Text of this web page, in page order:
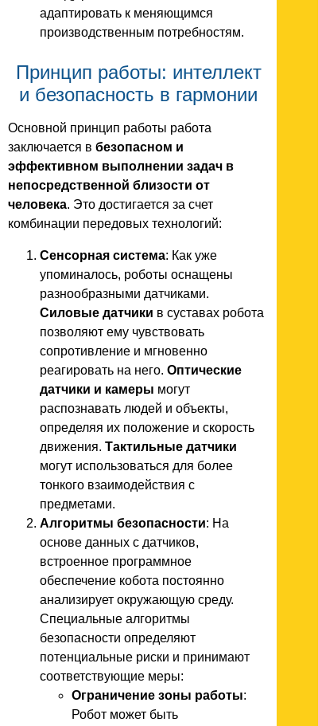
адаптировать к меняющимся
производственным потребностям.
Принцип работы: интеллект
и безопасность в гармонии
Основной принцип работы работа
заключается в безопасном и
эффективном выполнении задач в
непосредственной близости от
человека. Это достигается за счет
комбинации передовых технологий:
Сенсорная система: Как уже
упоминалось, роботы оснащены
разнообразными датчиками.
Силовые датчики в суставах робота
позволяют ему чувствовать
сопротивление и мгновенно
реагировать на него. Оптические
датчики и камеры могут
распознавать людей и объекты,
определяя их положение и скорость
движения. Тактильные датчики
могут использоваться для более
тонкого взаимодействия с
предметами.
Алгоритмы безопасности: На
основе данных с датчиков,
встроенное программное
обеспечение кобота постоянно
анализирует окружающую среду.
Специальные алгоритмы
безопасности определяют
потенциальные риски и принимают
соответствующие меры:
Ограничение зоны работы:
Робот может быть